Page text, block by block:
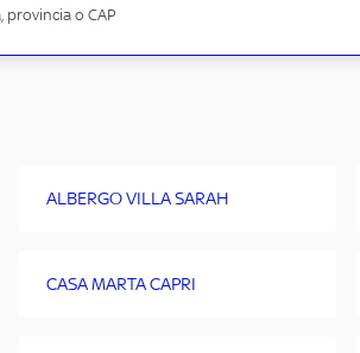
ALBERGO VILLA SARAH
CASA MARTA CAPRI